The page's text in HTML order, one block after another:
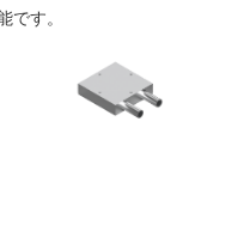
です。